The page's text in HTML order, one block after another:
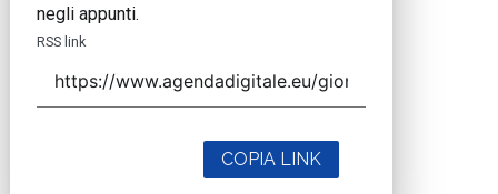
negli appunti.
RSS link
COPIA LINK